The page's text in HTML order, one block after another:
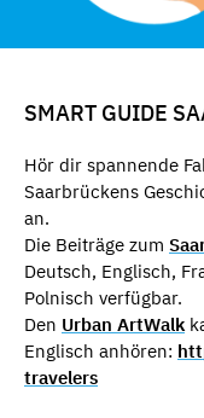
SMART GUIDE
Hör dir spannende
Saarbrückens
an.
Die Beiträge zum
Deutsch, Englisch,
Polnisch verfügbar.
Den Urban ArtWalk
Englisch anhören:
travelers